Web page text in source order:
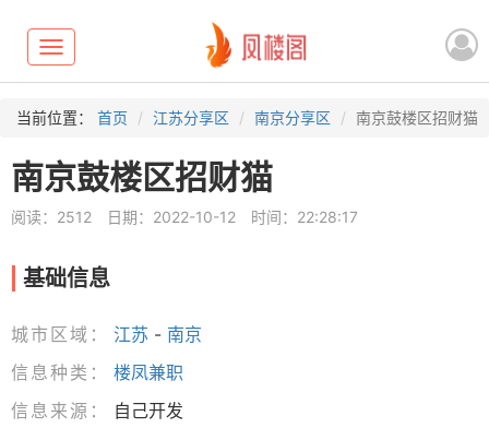
Toggle
navigation
当前位置： 首页 江苏分享区 南京分享区 南京鼓楼区招财猫
南京鼓楼区招财猫
阅读：2512 日期：2022-10-12 时间：22:28:17
基础信息
城市区域： 江苏 - 南京
信息种类：
楼凤兼职
信息来源：
自己开发